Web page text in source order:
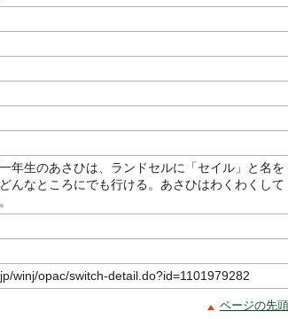
年生のあさひは、ランドセルに「セイル」と名を
んなところにでも行ける。あさひはわくわくして
winj/opac/switch-detail.do?id=1101979282
ページの先